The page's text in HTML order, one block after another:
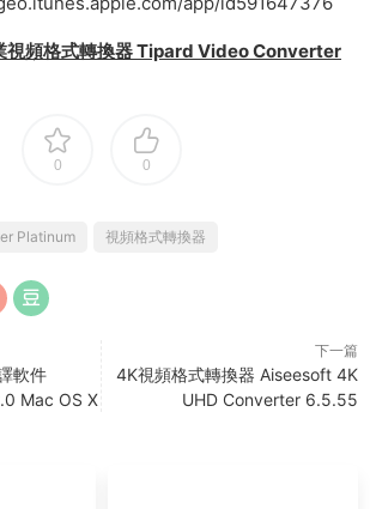
視頻格式轉換器 Tipard Video Converter
0 0
Platinum 視頻格式轉換器
軟件
Mac OS X
下一篇
4K視頻格式轉換器 Aiseesoft 4K
UHD Converter 6.5.55